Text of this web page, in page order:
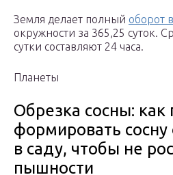
Земля делает полный оборот
окружности за 365,25 суток.
сутки составляют 24 часа.
Планеты
Обрезка сосны: как
формировать
в саду, чтобы не
пышности